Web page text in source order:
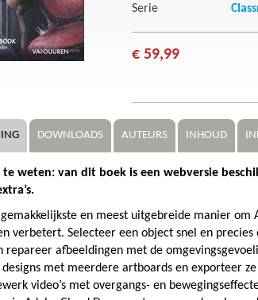
Serie
€ 59,99
DOWNLOADS AUTEURS INHOUD
te weten: van dit boek is een webversie
gemakkelijkste en meest uitgebreide manier
verbetert. Selecteer een object snel en
repareer afbeeldingen met de
met meerdere artboards en exporteer
video’s met overgangs- en